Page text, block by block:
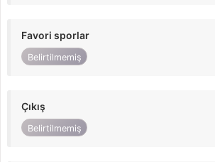
Favori sporlar
Belirtilmemiş
Çıkış
Belirtilmemiş